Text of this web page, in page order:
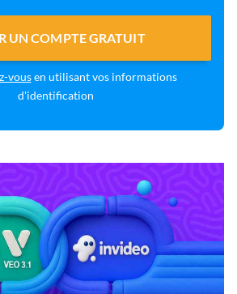
UN COMPTE GRATUIT
vousen utilisant vos informations
d'identification